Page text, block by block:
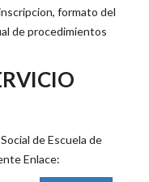
formato del
de procedimientos
de Escuela de
Enlace: